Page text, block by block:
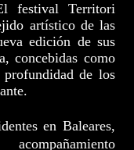
festival Territori
artístico de las
edición de sus
concebidas como
de los
en Baleares,